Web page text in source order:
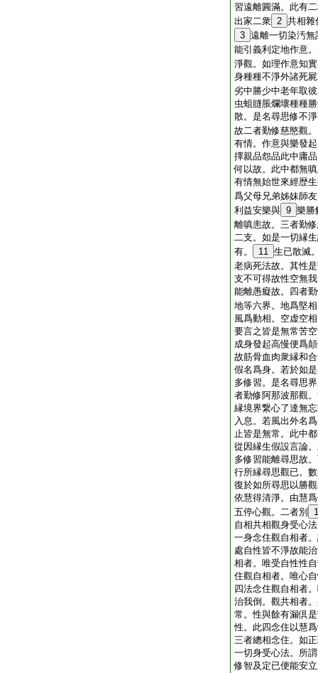
習遠離圓滿。此有
出家二衆 2 共相雜
3 遠離一切染汚
能引義利定地作意
淨觀。如理作意知
身種種不淨外諸死
劣中勝少中老年取
虫蛆膖脹爛壞種種
散。是名尋思修不
故二者勤修慈愍觀
有情。作意與樂發
擇親品怨品此中庸
何以故。此中都無
有情無始世來經歴
爲父母兄弟姊妹師
利益安樂與 9 樂勝
離嗔恚故。三者勤
二支。如是一切縁
有。
11 生已散滅
老病死法故。其性
支不可得故性空無
能離愚癡故。四者
地等六界。地爲堅
風爲動相。空虚空
要言之皆是無常苦
成身發起高慢便爲
故筋骨血肉衆縁和
假名爲身。若於如
多修習。是名尋思
者勤修阿那波那觀
縁境界繋心了達無
入息。若風出外名
止皆是無常。此中
從因縁生假設言論
多修習能離尋思故
行所縁尋思觀已。
復於如所尋思以勝
依慧得清淨。由慧
五停心觀。二者別
自相共相觀身受心
一身念住觀自相者
處自性皆不淨故能
相者。唯受自性性
住觀自相者。唯心
四法念住觀自相者
治我倒。觀共相者
常。性與餘有漏倶
性。此四念住以慧
三者總相念住。如
一切身受心法。所
修智及定已便能安